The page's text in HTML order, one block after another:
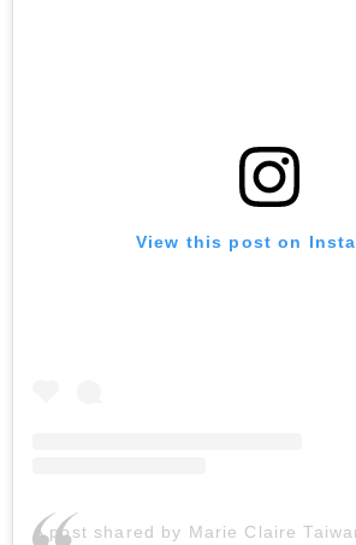
View this post on
A post shared by Marie Claire